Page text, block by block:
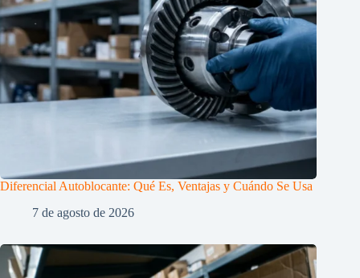
Diferencial Autoblocante: Qué Es, Ventajas y Cuándo Se Usa
7 de agosto de 2026